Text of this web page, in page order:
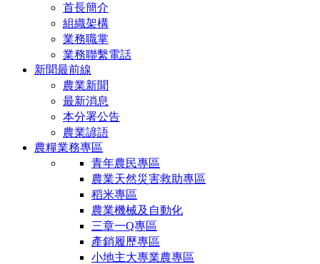
首長簡介
組織架構
業務職掌
業務聯繫電話
新聞最前線
農業新聞
最新消息
本分署公告
農業諺語
農糧業務專區
青年農民專區
農業天然災害救助專區
稻米專區
農業機械及自動化
三章一Q專區
產銷履歷專區
小地主大專業農專區